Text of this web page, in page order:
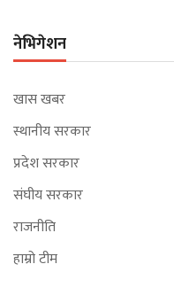
नेभिगेशन
खास खबर
स्थानीय सरकार
प्रदेश सरकार
संघीय सरकार
राजनीति
हाम्रो टीम